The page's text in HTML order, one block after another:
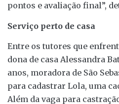
pontos e avaliação final”,
Serviço perto de casa
Entre os tutores que
dona de casa Alessandra
anos, moradora de São
para cadastrar Lola, uma
Além da vaga para